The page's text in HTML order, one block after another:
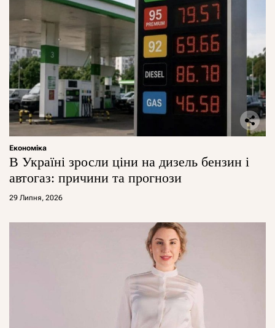
Економіка
В Україні зросли ціни на дизель бензин і
автогаз: причини та прогнози
29 Липня, 2026